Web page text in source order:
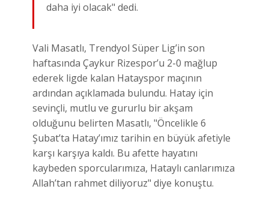
daha iyi olacak" dedi.
Vali Masatlı, Trendyol Süper Lig’in son
haftasında Çaykur Rizespor’u 2-0 mağlup
ederek ligde kalan Hatayspor maçının
ardından açıklamada bulundu. Hatay için
sevinçli, mutlu ve gururlu bir akşam
olduğunu belirten Masatlı, "Öncelikle 6
Şubat’ta Hatay’ımız tarihin en büyük afetiyle
karşı karşıya kaldı. Bu afette hayatını
kaybeden sporcularımıza, Hataylı canlarımıza
Allah’tan rahmet diliyoruz" diye konuştu.